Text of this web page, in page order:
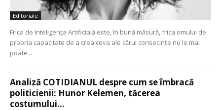
Editoriale
Frica de Inteligența Artificială este, în bună măsură, frica omului de
propria capacitate de a crea ceva ale cărui consecințe nu le mai
poate...
Analiză COTIDIANUL despre cum se îmbracă
politicienii: Hunor Kelemen, tăcerea
costumului...